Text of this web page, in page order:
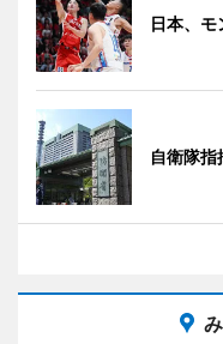
日本、モ
自衛隊